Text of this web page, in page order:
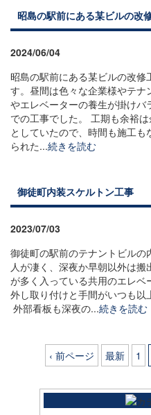
昭島の駅前にある某ビルの改
2024/06/04
昭島の駅前にある某ビルの改修
す。昼間は色々な企業様やテ
やエレベーターの養生が掛けバ
での工事でした。 工期も余裕
としていたので、時間も施工
られた...続きを読む
御徒町内装スケルトン工事
2023/07/03
御徒町の駅前のテナントビル
人が凄く、深夜か早朝以外は
が多く入っている共用のエレベ
外し取り付けと手間がいつも以
外部看板も深夜の...続きを読む
‹ 前ページ 最新 1